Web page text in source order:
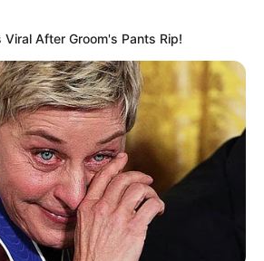
After Groom's Pants Rip!